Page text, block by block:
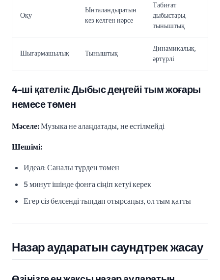
Оқу
Ынталандыратын
кез келген нәрсе
Табиғат
дыбыстары,
тыныштық
Шығармашылық Тыныштық
Динамикалық,
әртүрлі
4-ші қателік: Дыбыс деңгейі тым жоғары
немесе төмен
Мәселе:Музыка не алаңдатады, не естілмейді
Шешімі:
Идеал: Саналы түрден төмен
5 минут ішінде фонға сіңіп кетуі керек
Егер сіз белсенді тыңдап отырсаңыз, ол тым қатты
Назар аударатын саундтрек жасау